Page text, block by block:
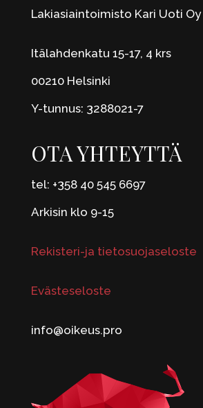
Lakiasiaintoimisto Kari Uoti Oy
Itälahdenkatu 15-17, 4 krs
00210 Helsinki
Y-tunnus: 3288021-7
OTA YHTEYTTÄ
tel: +358 40 545 6697
Arkisin klo 9-15
Rekisteri-ja tietosuojaseloste
Evästeseloste
info@oikeus.pro